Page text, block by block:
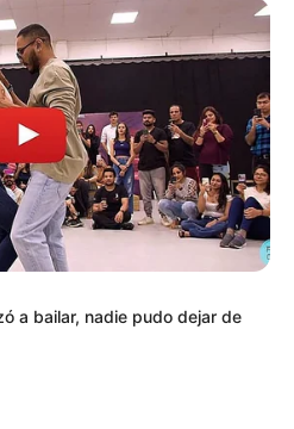
a bailar, nadie pudo dejar de